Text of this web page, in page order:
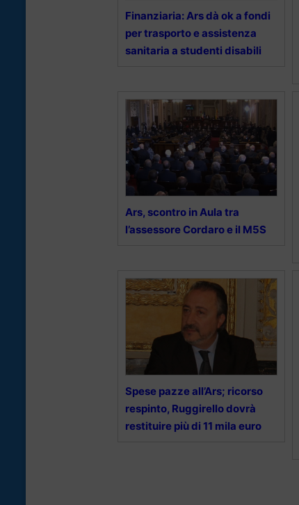
Finanziaria: Ars dà ok a fondi
per trasporto e assistenza
sanitaria a studenti disabili
Ars, scontro in Aula tra
l’assessore Cordaro e il M5S
Spese pazze all’Ars; ricorso
respinto, Ruggirello dovrà
restituire più di 11 mila euro